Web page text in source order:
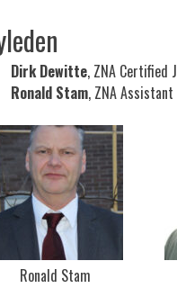
Dirk Dewitte, ZNA Certified
Ronald Stam, ZNA
Ronald Stam